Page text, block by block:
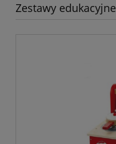
Zestawy edukacyjne